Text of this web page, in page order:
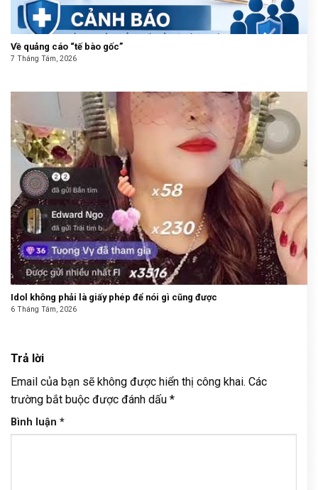
Về quảng cáo “tế bào gốc”
7 Tháng Tám, 2026
Idol không phải là giấy phép để nói gì cũng được
6 Tháng Tám, 2026
Trả lời
Email của bạn sẽ không được hiển thị công khai. Các
trường bắt buộc được đánh dấu *
Bình luận *